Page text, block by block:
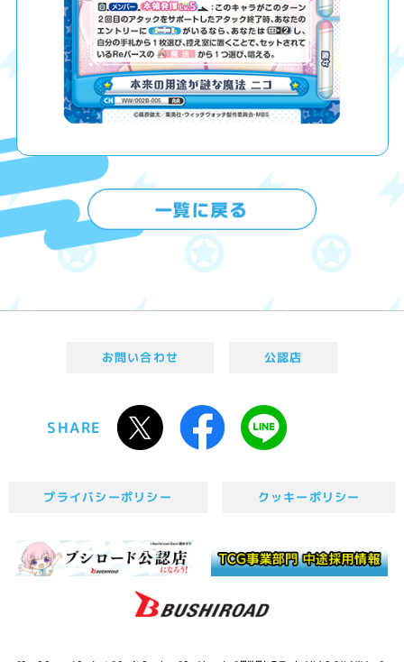
お問い合わせ 公認店
SHARE
プライバシーポリシー クッキーポリシー